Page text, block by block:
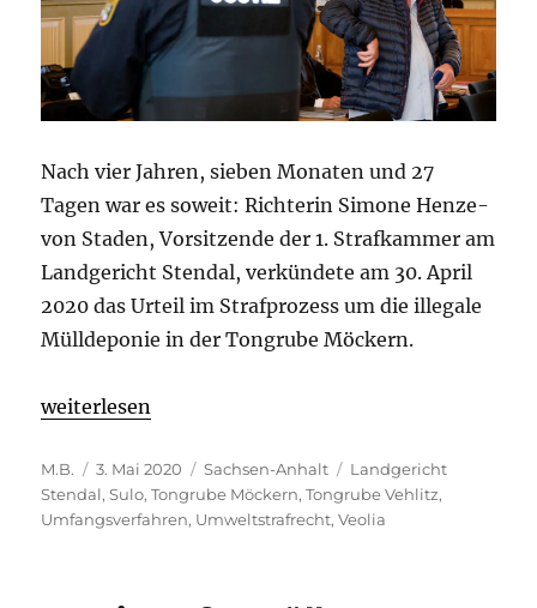
Nach vier Jahren, sieben Monaten und 27
Tagen war es soweit: Richterin Simone Henze-
von Staden, Vorsitzende der 1. Strafkammer am
Landgericht Stendal, verkündete am 30. April
2020 das Urteil im Strafprozess um die illegale
Mülldeponie in der Tongrube Möckern.
„Tongruben Möckern und Vehlitz: Haftstrafen
weiterlesen
Autor
M.B.
Veröffentlicht
am
3. Mai 2020 Kategorien
Sachsen-Anhalt Schlagwörter
Landgericht
Stendal,Sulo,Tongrube Möckern,Tongrube Vehlitz,
Umfangsverfahren, Umweltstrafrecht,Veolia